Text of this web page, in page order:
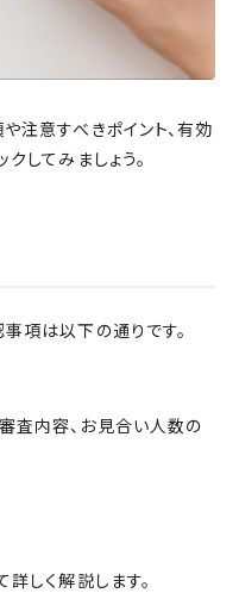
注意すべきポイント、有効
してみましょう。
項は以下の通りです。
査内容、お見合い人数の
しく解説します。